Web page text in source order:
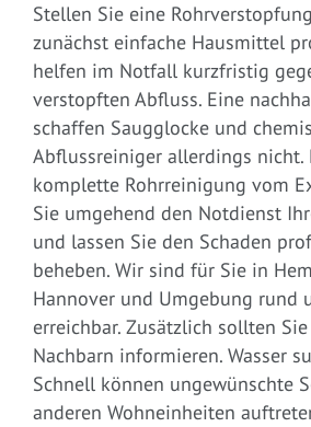
Stellen Sie eine
zunächst einfache Hausmittel
helfen im Notfall kurzfristig
verstopften Abfluss. Eine
schaffen Saugglocke und
Abflussreiniger allerdings nicht.
komplette Rohrreinigung vom
Sie umgehend den Notdienst
und lassen Sie den Schaden
beheben. Wir sind für Sie in
Hannover und Umgebung rund
erreichbar. Zusätzlich sollten
Nachbarn informieren. Wasser
Schnell können ungewünschte
anderen Wohneinheiten